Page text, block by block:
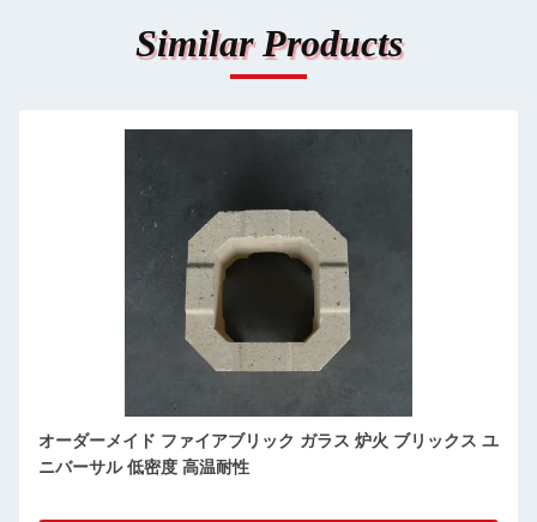
Similar Products
標準密度 圧縮強度 火 粘土 石工 温度屈折性 レンガ